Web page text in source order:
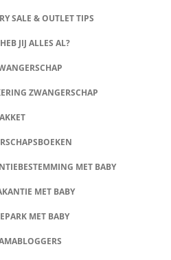
SALE & OUTLET TIPS
JIJ ALLES AL?
ZWANGERSCHAP
MET BABY
MET BABY
MET BABY